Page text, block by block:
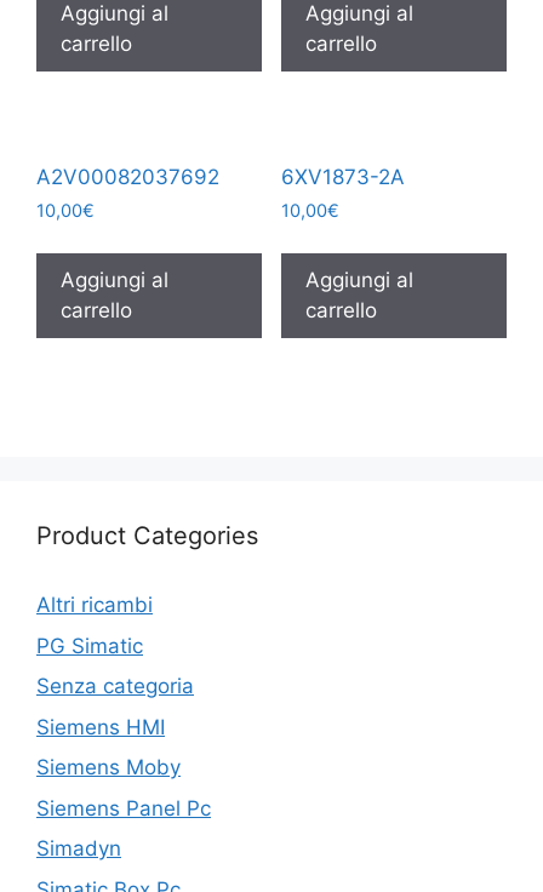
Aggiungi al
carrello
Aggiungi al
carrello
A2V00082037692
10,00€
Aggiungi al
carrello
6XV1873-2A
10,00€
Aggiungi al
carrello
Product Categories
Altri ricambi
PG Simatic
Senza categoria
Siemens HMI
Siemens Moby
Siemens Panel Pc
Simadyn